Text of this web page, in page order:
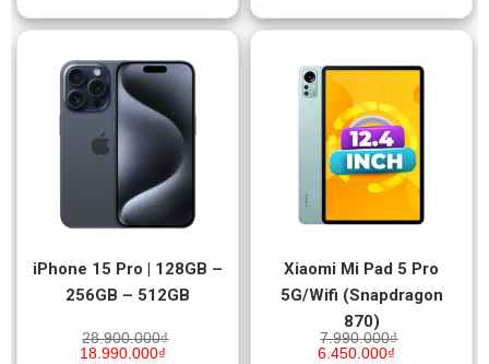
iPhone 15 Pro | 128GB –
256GB – 512GB
28.900.000₫
18.990.000₫
Xiaomi Mi Pad 5 Pro
5G/Wifi (Snapdragon
870)
7.990.000₫
6.450.000₫